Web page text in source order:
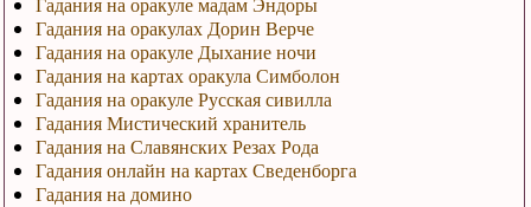
Гадания на оракулах Дорин Верче
Гадания на оракуле Дыхание ночи
Гадания на картах оракула Симболон
Гадания на оракуле Русская сивилла
Гадания Мистический хранитель
Гадания на Славянских Резах Рода
Гадания онлайн на картах Сведенборга
Гадания на домино